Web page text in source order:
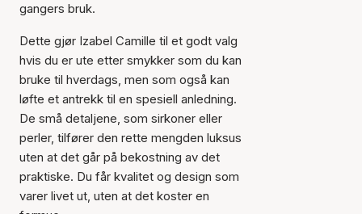
gangers bruk.
Dette gjør Izabel Camille til et godt valg
hvis du er ute etter smykker som du kan
bruke til hverdags, men som også kan
løfte et antrekk til en spesiell anledning.
De små detaljene, som sirkoner eller
perler, tilfører den rette mengden luksus
uten at det går på bekostning av det
praktiske. Du får kvalitet og design som
varer livet ut, uten at det koster en